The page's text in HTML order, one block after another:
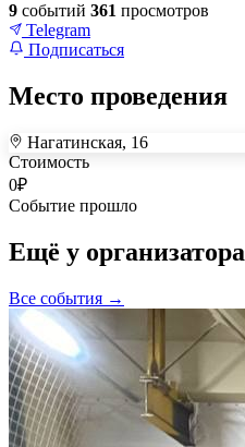
9 событий 361 просмотров
Telegram
Подписаться
Место проведения
+
–
Нагатинская, 16
Стоимость
0₽
Событие прошло
Ещё у организатора
Все события →